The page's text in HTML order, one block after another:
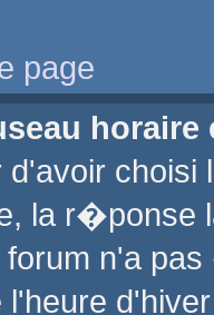
page
horaire
choisi
la r�ponse
n'a
l'heure